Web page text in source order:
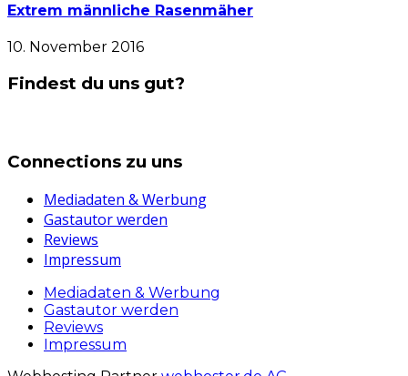
Extrem männliche Rasenmäher
10. November 2016
Findest du uns gut?
Connections zu uns
Mediadaten & Werbung
Gastautor werden
Reviews
Impressum
Mediadaten & Werbung
Gastautor werden
Reviews
Impressum